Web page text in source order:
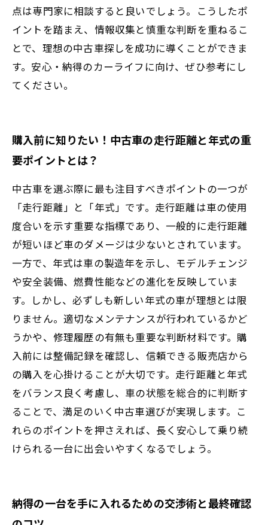
点は専門家に相談すると良いでしょう。こうしたポ
イントを踏まえ、情報収集と慎重な判断を重ねるこ
とで、理想の中古車探しを成功に導くことができま
す。安心・納得のカーライフに向け、ぜひ参考にし
てください。
購入前に知りたい！中古車の走行距離と年式の重
要ポイントとは？
中古車を選ぶ際に最も注目すべきポイントの一つが
「走行距離」と「年式」です。走行距離は車の使用
度合いを示す重要な指標であり、一般的に走行距離
が短いほど車のダメージは少ないとされています。
一方で、年式は車の製造年を示し、モデルチェンジ
や安全装備、燃費性能などの進化を反映していま
す。しかし、必ずしも新しい年式の車が理想とは限
りません。適切なメンテナンスが行われているかど
うかや、修理履歴の有無も重要な判断材料です。購
入前には整備記録を確認し、信頼できる販売店から
の購入を心掛けることが大切です。走行距離と年式
をバランス良く考慮し、車の状態を総合的に判断す
ることで、満足のいく中古車選びが実現します。こ
れらのポイントを押さえれば、長く安心して乗り続
けられる一台に出会いやすくなるでしょう。
納得の一台を手に入れるための交渉術と最終確認